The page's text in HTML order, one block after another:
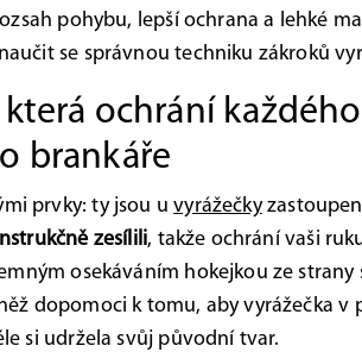
pohybu, lepší ochrana a lehké
se správnou techniku zákroků
která ochrání každého
brankáře
prvky: ty jsou uvyrážečky
zesílili, takže ochrání vaši
osekáváním hokejkou ze strany
dopomoci k tomu, aby vyrážečka v
si udržela svůj původní tvar.